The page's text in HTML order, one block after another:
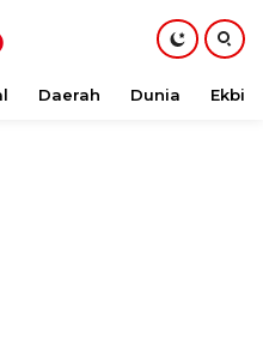
Daerah Dunia Ekbis